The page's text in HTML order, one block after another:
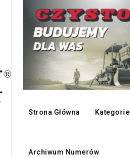
Strona Główna Kategorie
Archiwum Numerów